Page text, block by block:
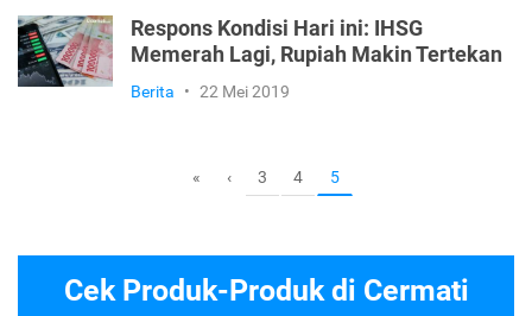
Respons Kondisi Hari ini: IHSG
Memerah Lagi, Rupiah Makin Tertekan
Berita • 22 Mei 2019
« ‹ 3 4 5
Cek Produk-Produk di Cermati